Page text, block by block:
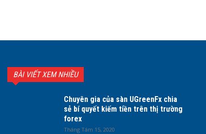
BÀI VIẾT XEM NHIỀU
Chuyên gia của sàn UGreenFx chia
sẻ bí quyết kiếm tiền trên thị trường
forex
Tháng Tám 15, 2020